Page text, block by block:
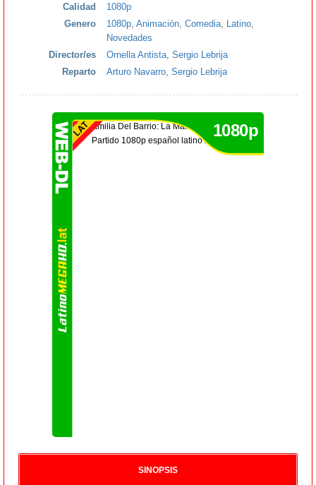
Calidad
1080p
Genero
1080p Animación Comedia Latino
Novedades
Director/es
Ornella Antista Sergio Lebrija
Reparto
Arturo Navarro Sergio Lebrija
1080p
SINOPSIS